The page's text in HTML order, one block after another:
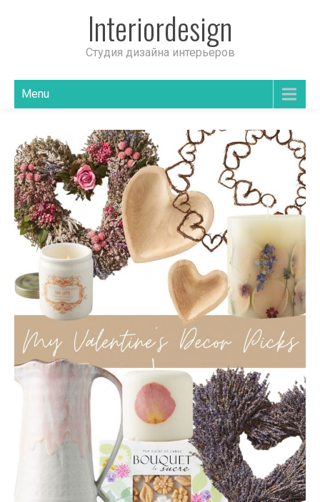
Interiordesign
Студия дизайна интерьеров
Menu